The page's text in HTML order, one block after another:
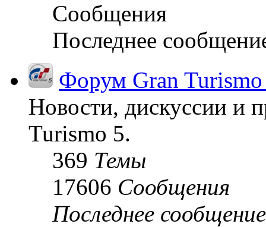
Сообщения
Последнее
Форум Gran
Новости, дискуссии и
Turismo 5.
369 Темы
17606 Сообщения
Последнее сообщение